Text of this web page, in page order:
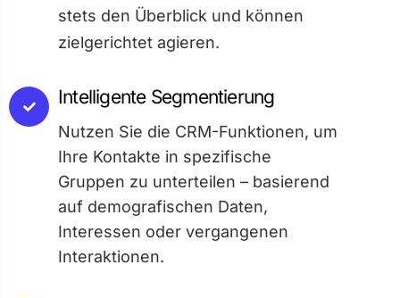
stets den Überblick und können
zielgerichtet agieren.
Intelligente Segmentierung
Nutzen Sie die CRM-Funktionen, um
Ihre Kontakte in spezifische
Gruppen zu unterteilen – basierend
auf demografischen Daten,
Interessen oder vergangenen
Interaktionen.